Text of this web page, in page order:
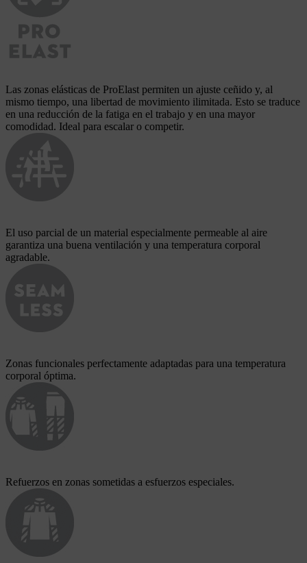
Las zonas elásticas de ProElast permiten un ajuste ceñido y, al
mismo tiempo, una libertad de movimiento ilimitada. Esto se traduce
en una reducción de la fatiga en el trabajo y en una mayor
comodidad. Ideal para escalar o competir.
El uso parcial de un material especialmente permeable al aire
garantiza una buena ventilación y una temperatura corporal
agradable.
Zonas funcionales perfectamente adaptadas para una temperatura
corporal óptima.
Refuerzos en zonas sometidas a esfuerzos especiales.